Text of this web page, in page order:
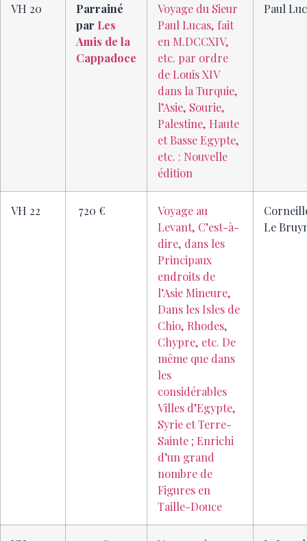
VH 20
Parrainé
par Les
Amis de la
Cappadoce
Voyage du Sieur
Paul Lucas, fait
en M.DCCXIV,
etc. par ordre
de Louis XIV
dans la Turquie,
l’Asie, Sourie,
Palestine, Haute
et Basse Egypte,
etc. : Nouvelle
édition
Paul
VH 22 720 €
Voyage au
Levant, C’est-à-
dire, dans les
Principaux
endroits de
l’Asie Mineure,
Dans les Isles de
Chio, Rhodes,
Chypre, etc. De
même que dans
les
considérables
Villes d’Egypte,
Syrie et Terre-
Sainte ; Enrichi
d’un grand
nombre de
Figures en
Taille-Douce
Le